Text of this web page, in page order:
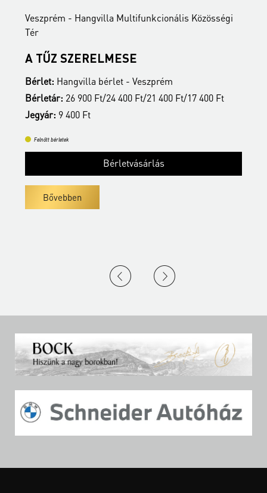
Veszprém - Hangvilla Multifunkcionális Közösségi
Tér
A TŰZ SZERELMESE
Bérlet: Hangvilla bérlet - Veszprém
Bérletár: 26 900 Ft/24 400 Ft/21 400 Ft/17 400 Ft
Jegyár: 9 400 Ft
Felnőtt bérletek
Bérletvásárlás
Bővebben